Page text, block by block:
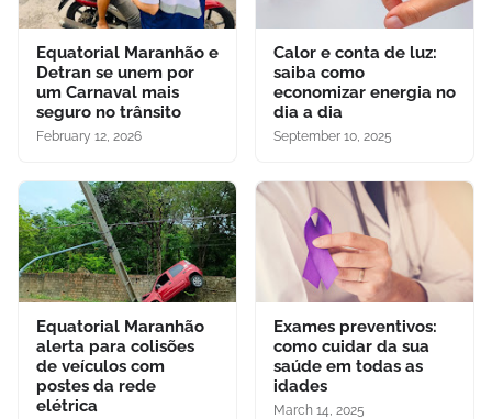
Equatorial Maranhão e
Detran se unem por
um Carnaval mais
seguro no trânsito
February 12, 2026
Calor e conta de luz:
saiba como
economizar energia no
dia a dia
September 10, 2025
Equatorial Maranhão
alerta para colisões
de veículos com
postes da rede
elétrica
Exames preventivos:
como cuidar da sua
saúde em todas as
idades
March 14, 2025